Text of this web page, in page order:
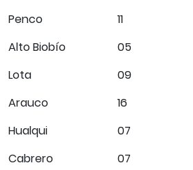
Penco
11
Alto Biobío
05
Lota
09
Arauco
16
Hualqui
07
Cabrero
07